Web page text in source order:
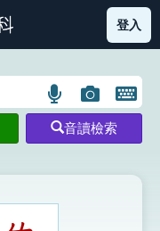
部首索引表圖示
登入
語
言
搜
示
圖
片
搜
開
鍵
圖
音讀檢索